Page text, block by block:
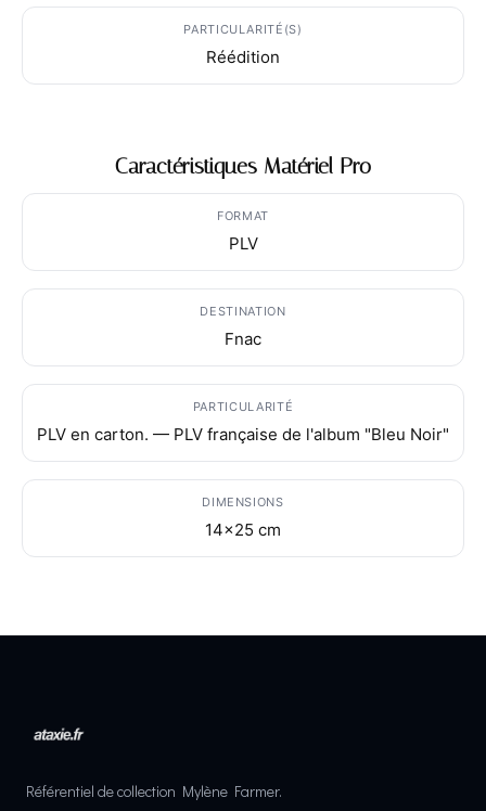
PARTICULARITÉ(S)
Réédition
Caractéristiques Matériel Pro
FORMAT
PLV
DESTINATION
Fnac
PARTICULARITÉ
PLV en carton. — PLV française de l'album "Bleu Noir"
DIMENSIONS
14x25 cm
Référentiel de collection Mylène Farmer.